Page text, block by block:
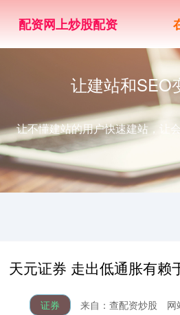
配资网上炒股配资
让建站和SEO
让不懂建站的用户快速建站，让
天元证券 走出低通胀有赖
证券 来自：查配资炒股 网